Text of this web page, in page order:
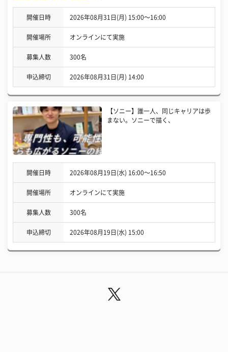
開催日時 2026年08月31日(月) 15:00〜16:00
開催場所 オンラインにて実施
募集人数 300名
申込締切 2026年08月31日(月) 14:00
【ソニー】誰一人、同じキャリアは歩
まない。ソニーで描く、
開催日時 2026年08月19日(水) 16:00〜16:50
開催場所 オンラインにて実施
募集人数 300名
申込締切 2026年08月19日(水) 15:00